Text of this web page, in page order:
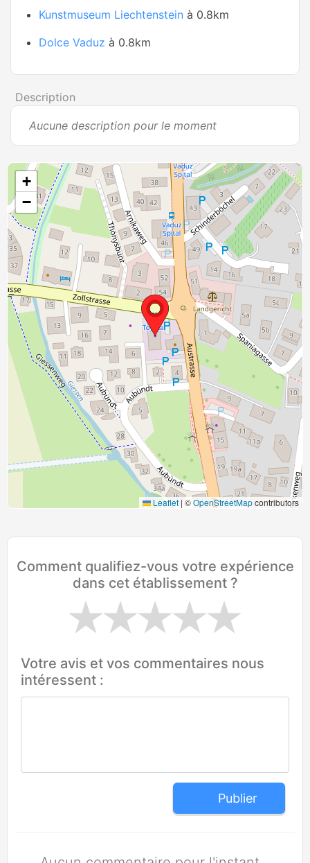
Kunstmuseum Liechtenstein à 0.8km
Dolce Vaduz à 0.8km
Description
Aucune description pour le moment
+
−
Leaflet | ©OpenStreetMapcontributors
Comment qualifiez-vous votre expérience
dans cet établissement ?
Votre avis et vos commentaires nous
intéressent :
Publier